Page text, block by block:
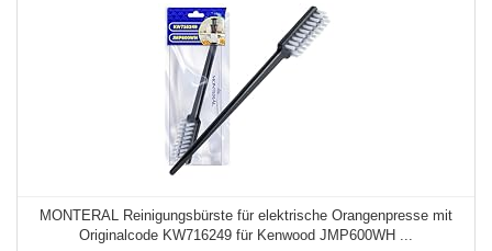
MONTERAL Reinigungsbürste für elektrische Orangenpresse mit
Originalcode KW716249 für Kenwood JMP600WH ...